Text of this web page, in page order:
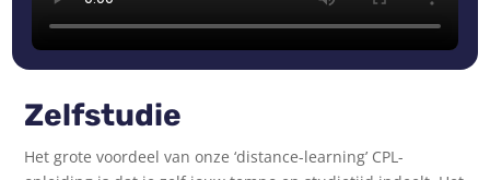
Zelfstudie
Het grote voordeel van onze ‘distance-learning’ CPL-